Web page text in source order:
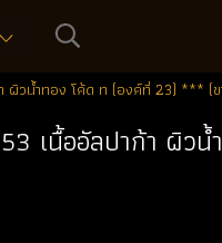
วน้ำทอง โค้ด ท (องค์ที่ 23) *** (
เนื้ออัลปาก้า ผิวน้